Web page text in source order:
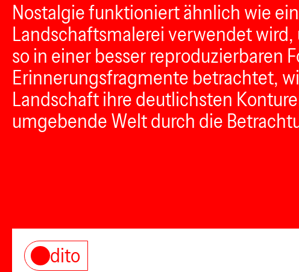
Nostalgie funktioniert ähnlich wie
Landschaftsmalerei verwendet wird,
so in einer besser reproduzierbaren
Erinnerungsfragmente betrachtet,
Landschaft ihre deutlichsten
umgebende Welt durch die
dito